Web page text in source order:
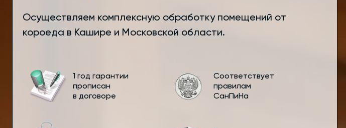
Осуществляем комплексную обработку помещений от
короеда в Кашире и Московской области.
1 год гарантии
прописан
в договоре
Соответствует
правилам
СанПиНа